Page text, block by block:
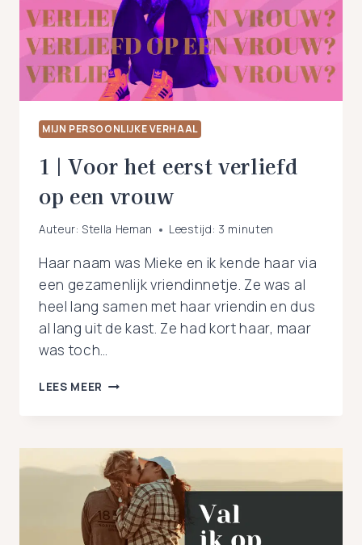
WAT
NU?
MIJN PERSOONLIJKE VERHAAL
1 | Voor het eerst verliefd
op een vrouw
Auteur: Stella Heman Leestijd: 3 minuten
Haar naam was Mieke en ik kende haar via
een gezamenlijk vriendinnetje. Ze was al
heel lang samen met haar vriendin en dus
al lang uit de kast. Ze had kort haar, maar
was toch…
LEES MEER
EERST
VERLIEFD
OP
EEN
VROUW